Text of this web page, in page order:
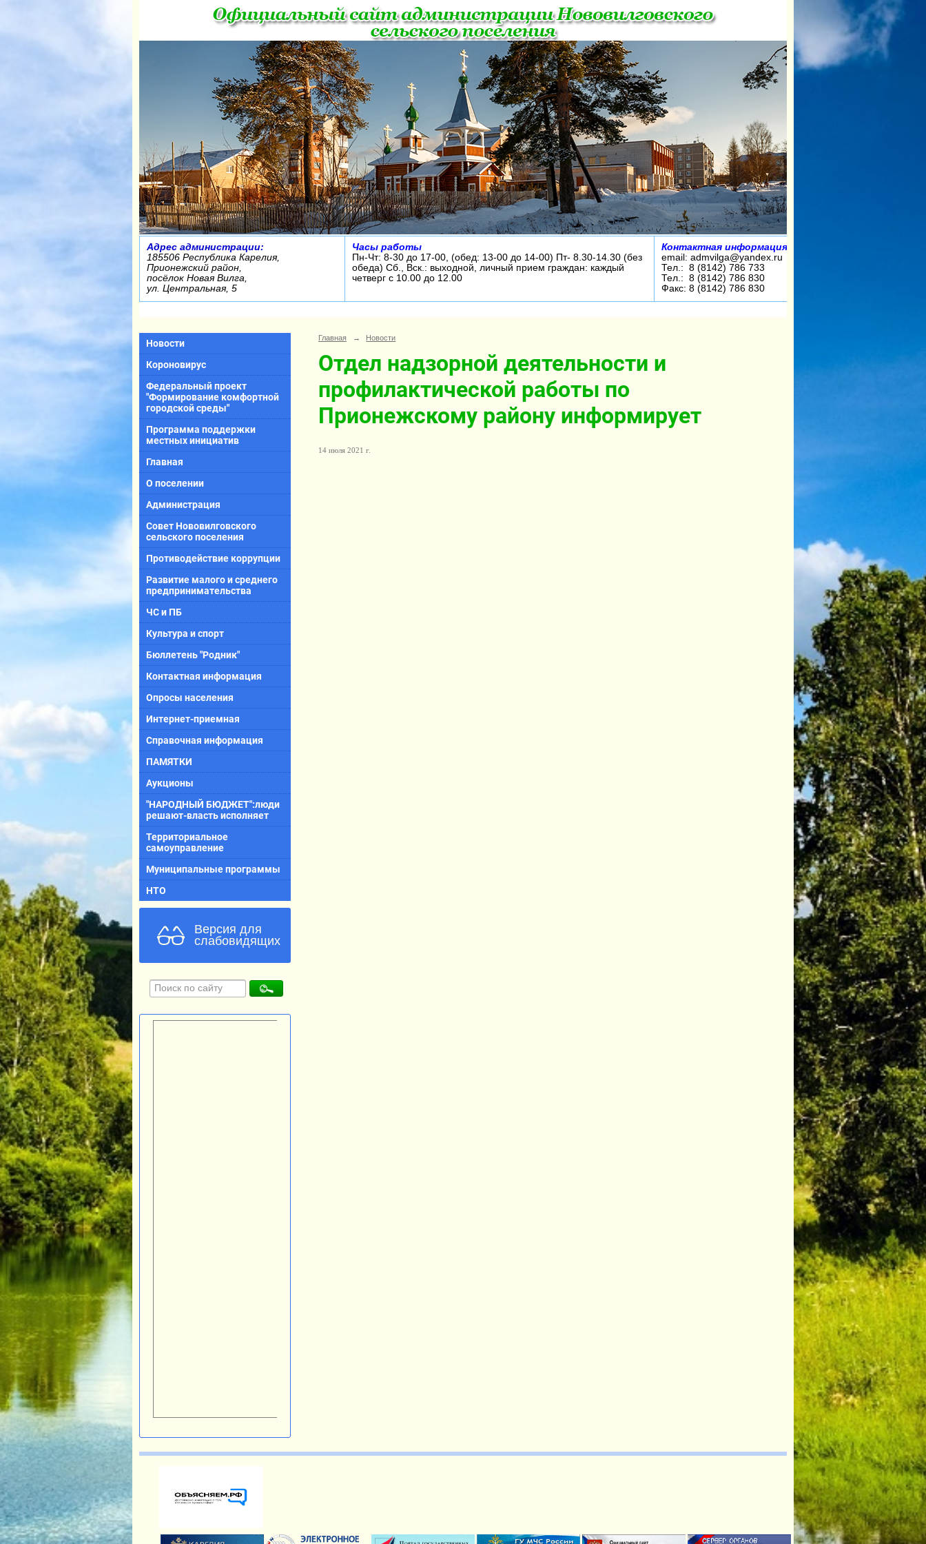
Адрес администрации:
185506 Республика Карелия,
Прионежский район,
посёлок Новая Вилга,
ул. Центральная, 5
Часы работы
Пн-Чт: 8-30 до 17-00, (обед: 13-00 до 14-00) Пт- 8.30-14.30 (без
обеда) Сб., Вск.: выходной, личный прием граждан: каждый
четверг с 10.00 до 12.00
Контактная информация:
email: admvilga@yandex.ru
Тел.: 8 (8142) 786 733
Тел.: 8 (8142) 786 830
Факс: 8 (8142) 786 830
Новости
Короновирус
Федеральный проект
"Формирование комфортной
городской среды"
Программа поддержки
местных инициатив
Главная
О поселении
Администрация
Совет Нововилговского
сельского поселения
Противодействие коррупции
Развитие малого и среднего
предпринимательства
ЧС и ПБ
Культура и спорт
Бюллетень "Родник"
Контактная информация
Опросы населения
Интернет-приемная
Справочная информация
ПАМЯТКИ
Аукционы
"НАРОДНЫЙ БЮДЖЕТ":люди
решают-власть исполняет
Территориальное
самоуправление
Муниципальные программы
НТО
Версия для
слабовидящих
Главная → Новости
Отдел надзорной деятельности и
профилактической работы по
Прионежскому району информирует
14 июля 2021 г.